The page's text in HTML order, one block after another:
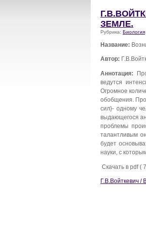
ЗЕМЛЕ.
Рубрика: Биология
Название:
Автор:
Аннотация:
ведутся
Огромное
обобщения.
сил}- одному
выдающегося
проблемы
талантливым
будет
науки, с
Скачать в pdf (
Г.В.Войткевич /